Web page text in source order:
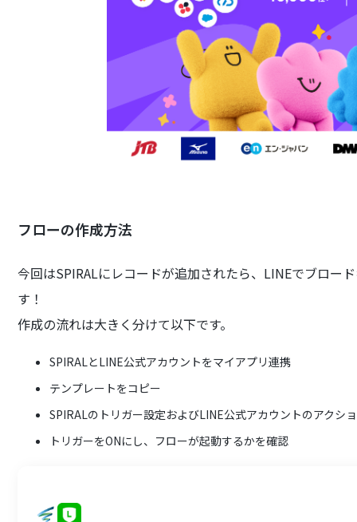
フローの作成方法
今回はSPIRALにレコードが追加されたら、LINEでブロー
す！
作成の流れは大きく分けて以下です。
SPIRALとLINE公式アカウントをマイアプリ連携
テンプレートをコピー
SPIRALのトリガー設定およびLINE公式アカウントのアクシ
トリガーをONにし、フローが起動するかを確認